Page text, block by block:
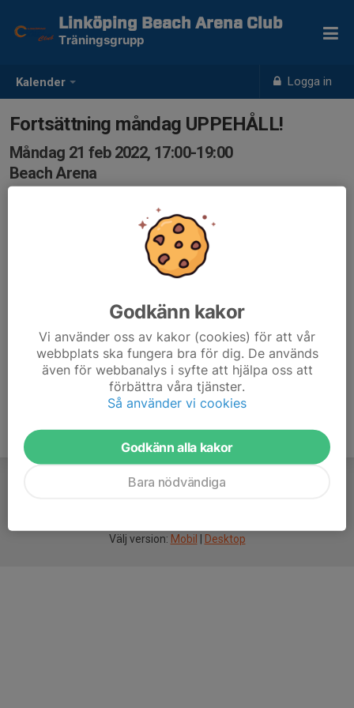
Kalender Logga in
Linköping Beach Arena Club
Träningsgrupp
Fortsättning måndag UPPEHÅLL!
Måndag 21 feb 2022, 17:00-19:00
Beach Arena
Anmälan till träningsgrupp, viktigt att anmäla sig varje
vecka. Vid avanmälning samma dag maila till
traningsgrupper@lbac.se
Välj version: Mobil Desktop
Godkänn kakor
Vi använder oss av kakor (cookies) för att vår
webbplats ska fungera bra för dig. De används
även för webbanalys i syfte att hjälpa oss att
förbättra våra tjänster.
Så använder vi cookies
Godkänn alla kakor
Bara nödvändiga